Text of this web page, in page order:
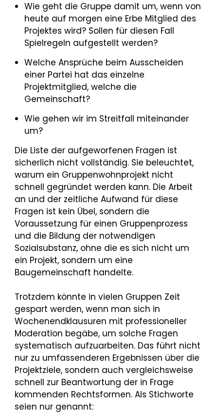
Wie geht die Gruppe damit um, wenn von
heute auf morgen eine Erbe Mitglied des
Projektes wird? Sollen für diesen Fall
Spielregeln aufgestellt werden?
Welche Ansprüche beim Ausscheiden
einer Partei hat das einzelne
Projektmitglied, welche die
Gemeinschaft?
Wie gehen wir im Streitfall miteinander
um?
Die Liste der aufgeworfenen Fragen ist
sicherlich nicht vollständig. Sie beleuchtet,
warum ein Gruppenwohnprojekt nicht
schnell gegründet werden kann. Die Arbeit
an und der zeitliche Aufwand für diese
Fragen ist kein Übel, sondern die
Voraussetzung für einen Gruppenprozess
und die Bildung der notwendigen
Sozialsubstanz, ohne die es sich nicht um
ein Projekt, sondern um eine
Baugemeinschaft handelte.
Trotzdem könnte in vielen Gruppen Zeit
gespart werden, wenn man sich in
Wochenendklausuren mit professioneller
Moderation begäbe, um solche Fragen
systematisch aufzuarbeiten. Das führt nicht
nur zu umfassenderen Ergebnissen über die
Projektziele, sondern auch vergleichsweise
schnell zur Beantwortung der in Frage
kommenden Rechtsformen. Als Stichworte
seien nur genannt: